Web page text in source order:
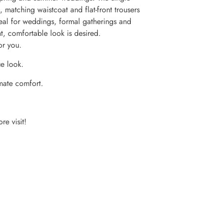
waistcoat and flat-front trousers
for weddings, formal gatherings and
comfortable look is desired.
you.
look.
comfort.
visit!